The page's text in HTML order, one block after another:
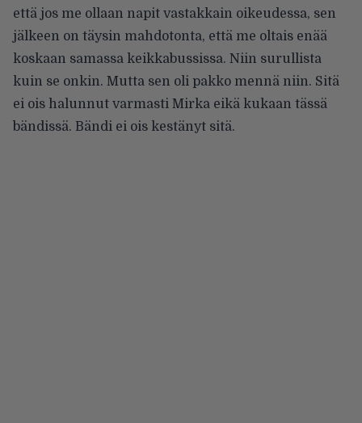
että jos me ollaan napit vastakkain oikeudessa, sen
jälkeen on täysin mahdotonta, että me oltais enää
koskaan samassa keikkabussissa. Niin surullista
kuin se onkin. Mutta sen oli pakko mennä niin. Sitä
ei ois halunnut varmasti Mirka eikä kukaan tässä
bändissä. Bändi ei ois kestänyt sitä.